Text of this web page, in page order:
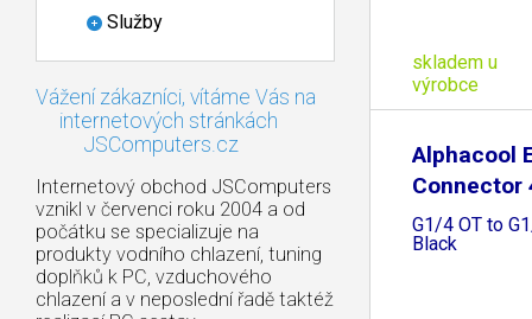
Služby
Vážení zákazníci, vítáme Vás na
internetových stránkách
JSComputers.cz
Internetový obchod JSComputers
vznikl v červenci roku 2004 a od
počátku se specializuje na
produkty vodního chlazení, tuning
doplňků k PC, vzduchového
chlazení a v neposlední řadě taktéž
skladem u
výrobce
Alphacool
Connector
G1/4 OT to
Black